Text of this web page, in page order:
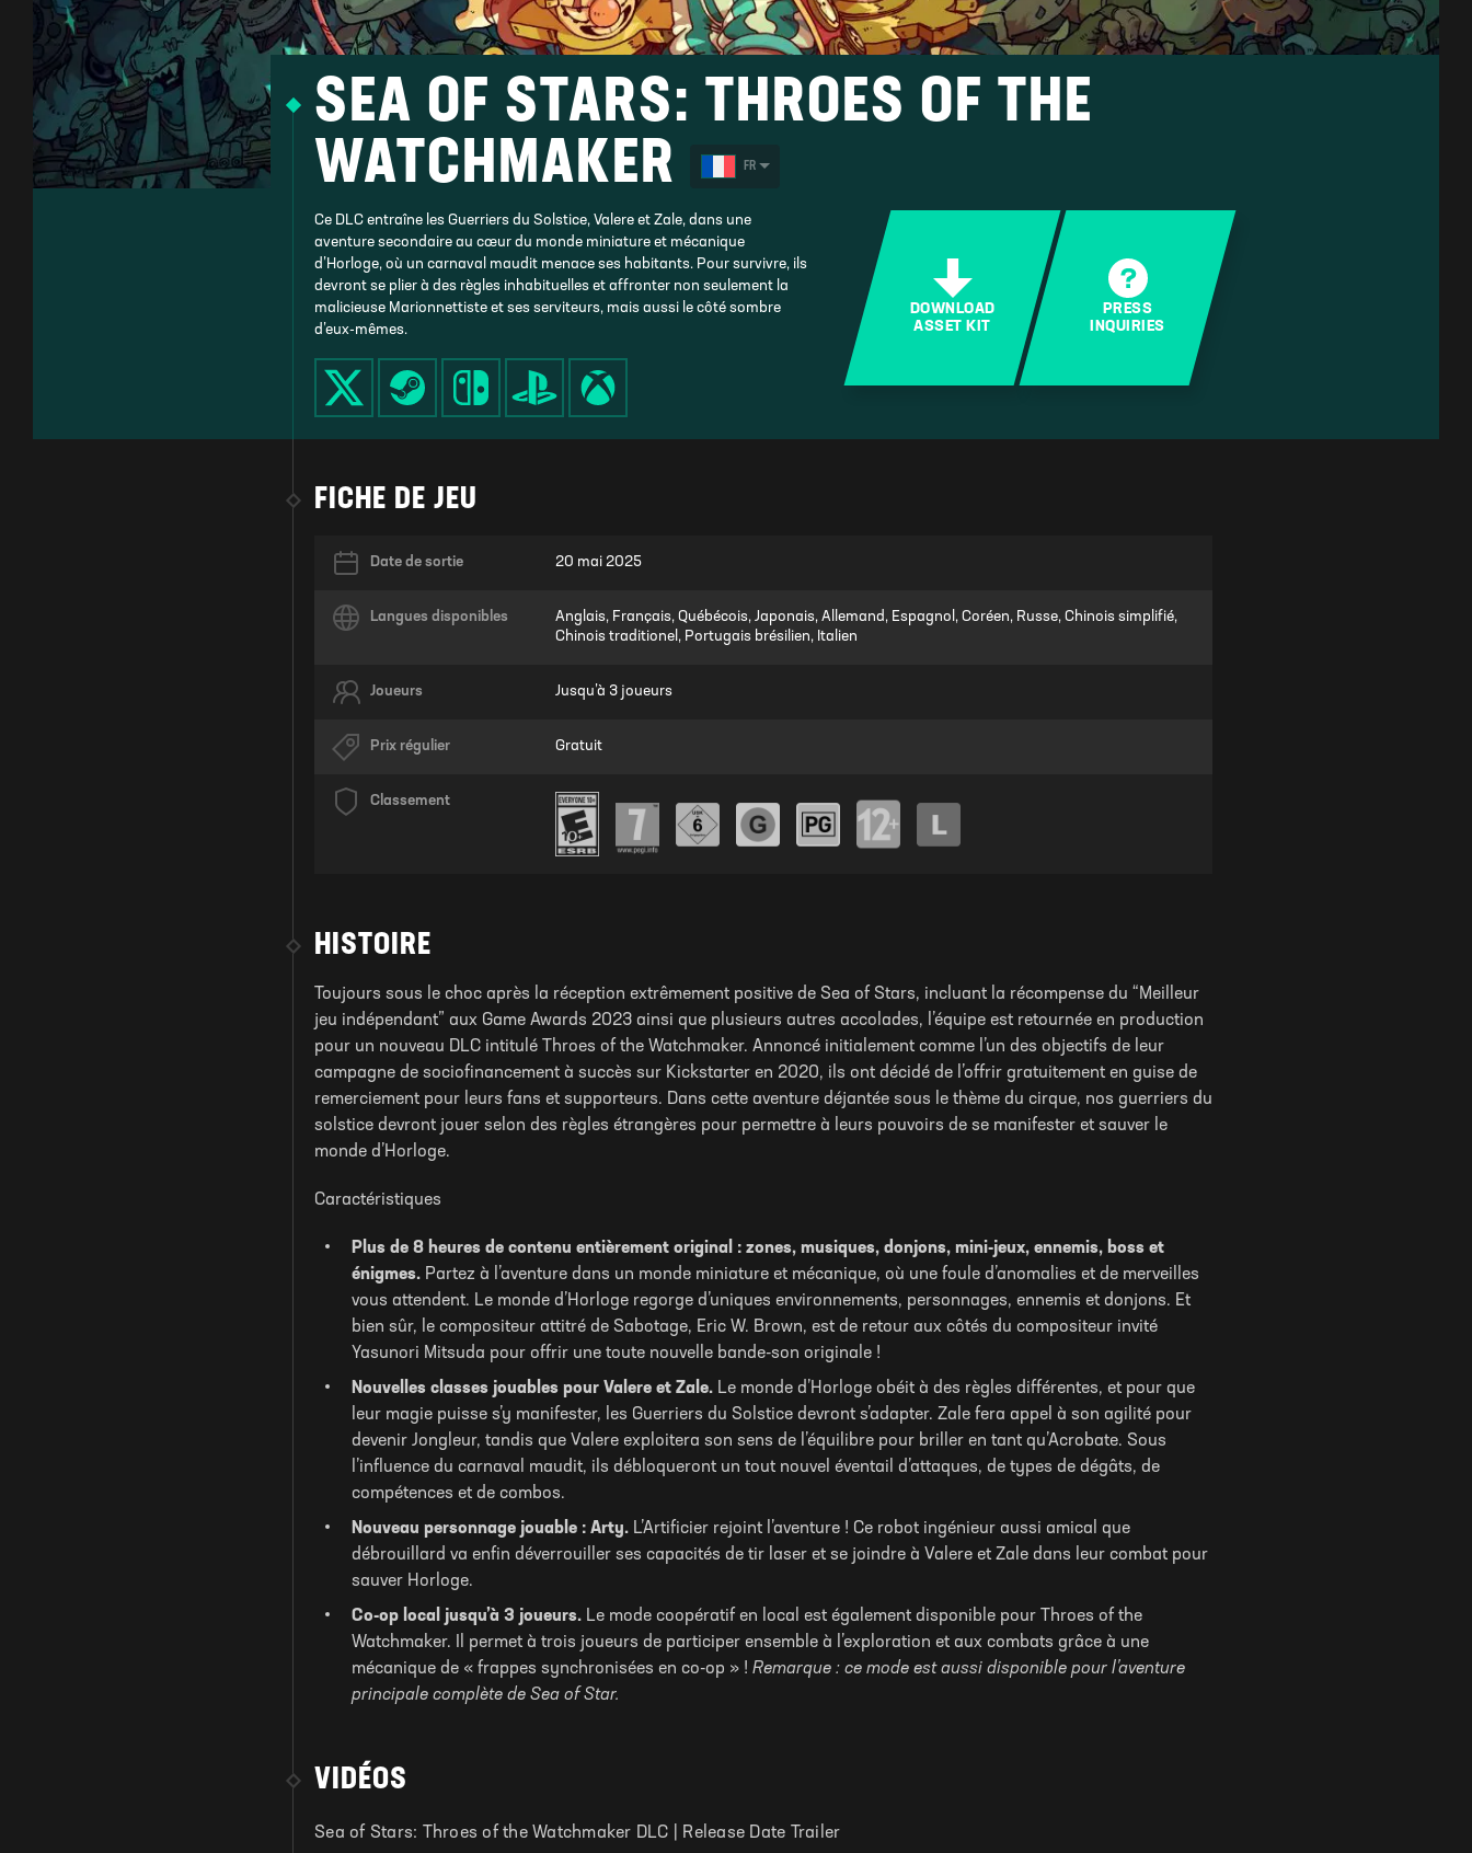
SEA OF STARS: THROES OF THE
WATCHMAKER
FR
Ce DLC entraîne les Guerriers du Solstice, Valere et Zale, dans une
aventure secondaire au cœur du monde miniature et mécanique
d’Horloge, où un carnaval maudit menace ses habitants. Pour survivre, ils
devront se plier à des règles inhabituelles et affronter non seulement la
malicieuse Marionnettiste et ses serviteurs, mais aussi le côté sombre
d’eux-mêmes.
DOWNLOAD
ASSET KIT
PRESS
INQUIRIES
FICHE DE JEU
Date de sortie 20 mai 2025
Langues disponibles
Anglais, Français, Québécois, Japonais, Allemand, Espagnol, Coréen, Russe, Chinois simplifié,
Chinois traditionel, Portugais brésilien, Italien
Joueurs Jusqu’à 3 joueurs
Prix régulier Gratuit
Classement
HISTOIRE
Toujours sous le choc après la réception extrêmement positive de Sea of Stars, incluant la récompense du “Meilleur
jeu indépendant” aux Game Awards 2023 ainsi que plusieurs autres accolades, l’équipe est retournée en production
pour un nouveau DLC intitulé Throes of the Watchmaker. Annoncé initialement comme l’un des objectifs de leur
campagne de sociofinancement à succès sur Kickstarter en 2020, ils ont décidé de l’offrir gratuitement en guise de
remerciement pour leurs fans et supporteurs. Dans cette aventure déjantée sous le thème du cirque, nos guerriers du
solstice devront jouer selon des règles étrangères pour permettre à leurs pouvoirs de se manifester et sauver le
monde d’Horloge.
Caractéristiques
Plus de 8 heures de contenu entièrement original : zones, musiques, donjons, mini-jeux, ennemis, boss et
énigmes. Partez à l’aventure dans un monde miniature et mécanique, où une foule d’anomalies et de merveilles
vous attendent. Le monde d’Horloge regorge d’uniques environnements, personnages, ennemis et donjons. Et
bien sûr, le compositeur attitré de Sabotage, Eric W. Brown, est de retour aux côtés du compositeur invité
Yasunori Mitsuda pour offrir une toute nouvelle bande-son originale !
Nouvelles classes jouables pour Valere et Zale. Le monde d’Horloge obéit à des règles différentes, et pour que
leur magie puisse s’y manifester, les Guerriers du Solstice devront s’adapter. Zale fera appel à son agilité pour
devenir Jongleur, tandis que Valere exploitera son sens de l’équilibre pour briller en tant qu’Acrobate. Sous
l’influence du carnaval maudit, ils débloqueront un tout nouvel éventail d’attaques, de types de dégâts, de
compétences et de combos.
Nouveau personnage jouable : Arty. L’Artificier rejoint l’aventure ! Ce robot ingénieur aussi amical que
débrouillard va enfin déverrouiller ses capacités de tir laser et se joindre à Valere et Zale dans leur combat pour
sauver Horloge.
Co-op local jusqu’à 3 joueurs. Le mode coopératif en local est également disponible pour Throes of the
Watchmaker. Il permet à trois joueurs de participer ensemble à l’exploration et aux combats grâce à une
mécanique de « frappes synchronisées en co-op » ! Remarque : ce mode est aussi disponible pour l’aventure
principale complète de Sea of Star.
VIDÉOS
Sea of Stars: Throes of the Watchmaker DLC | Release Date Trailer